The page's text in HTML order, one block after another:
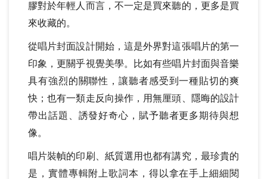
膠對於年輕人而言，不一定是買來聽的，更多是買
來收藏的。
從唱片封面設計開始，這是外界對這張唱片的第一
印象，更關乎視覺美學。比如有些唱片封面與音樂
具有強烈的關聯性，讓聽者感受到一種貼切的爽
快；也有一類走反向操作，用無厘頭、隱晦的設計
帶出話題、誘發好奇心，賦予聽者更多期待與想
像。
唱片裝幀的印刷、紙質選用也都有講究，最珍貴的
是，實體專輯附上歌詞本，得以拿在手上細細閱